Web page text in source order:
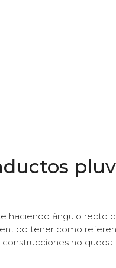
haciendo ángulo recto
tener como
no